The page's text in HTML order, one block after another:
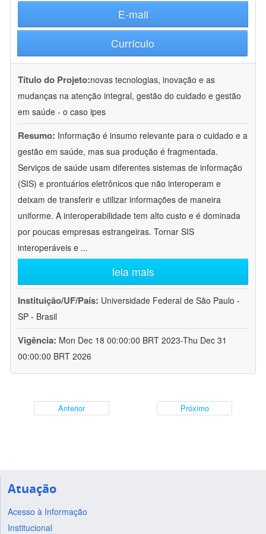
E-mail
Currículo
Título do Projeto:novas tecnologias, inovação e as
mudanças na atenção integral, gestão do cuidado e gestão
em saúde - o caso ipes
Resumo: Informação é insumo relevante para o cuidado e a
gestão em saúde, mas sua produção é fragmentada.
Serviços de saúde usam diferentes sistemas de informação
(SIS) e prontuários eletrônicos que não interoperam e
deixam de transferir e utilizar informações de maneira
uniforme. A interoperabilidade tem alto custo e é dominada
por poucas empresas estrangeiras. Tornar SIS
interoperáveis e ...
leia mais
Instituição/UF/País: Universidade Federal de São Paulo -
SP - Brasil
Vigência: Mon Dec 18 00:00:00 BRT 2023-Thu Dec 31
00:00:00 BRT 2026
Anterior Próximo
Atuação
Acesso à Informação
Institucional